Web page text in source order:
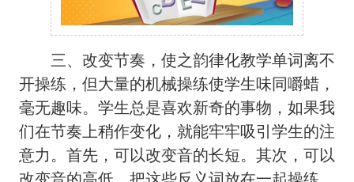
三、改变节奏，使之韵律化教学单词离不
开操练，但大量的机械操练使学生味同嚼蜡，
毫无趣味。学生总是喜欢新奇的事物，如果我
们在节奏上稍作变化，就能牢牢吸引学生的注
意力。首先，可以改变音的长短。其次，可以
改变音的高低。把这些反义词放在一起操练，